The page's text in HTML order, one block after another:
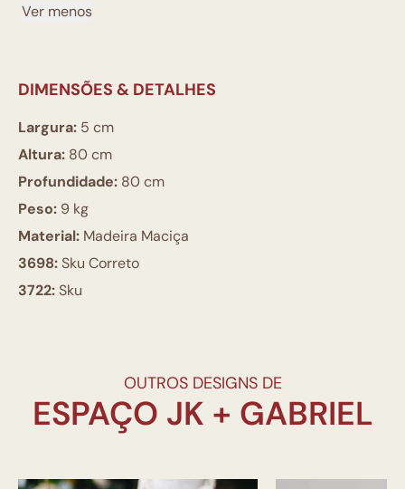
Ver menos
DIMENSÕES & DETALHES
Largura: 5 cm
Altura: 80 cm
Profundidade: 80 cm
Peso: 9 kg
Material: Madeira Maciça
3698:Sku Correto
3722:Sku
OUTROS DESIGNS DE